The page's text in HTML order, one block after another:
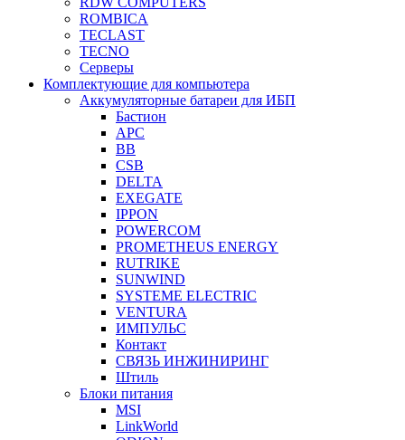
ROMBICA
TECLAST
TECNO
Серверы
Комплектующие для компьютера
Аккумуляторные батареи для ИБП
Бастион
APC
BB
CSB
DELTA
EXEGATE
IPPON
POWERCOM
PROMETHEUS ENERGY
RUTRIKE
SUNWIND
SYSTEME ELECTRIC
VENTURA
ИМПУЛЬС
Контакт
СВЯЗЬ ИНЖИНИРИНГ
Штиль
Блоки питания
MSI
LinkWorld